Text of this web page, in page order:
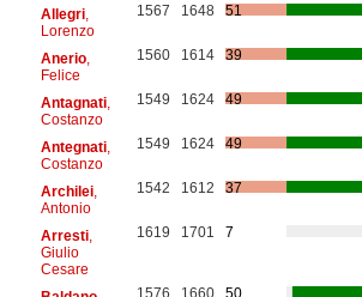
Allegri,
Lorenzo
1567 1648 51
Anerio,
Felice
1560 1614 39
Antagnati,
Costanzo
1549 1624 49
Antegnati,
Costanzo
1549 1624 49
Archilei,
Antonio
1542 1612 37
Arresti,
Giulio
Cesare
1619 1701 7
1576 1660 50